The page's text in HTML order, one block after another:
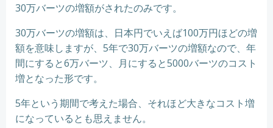
30万バーツの増額がされたのみです。
30万バーツの増額は、日本円でいえば100万円ほどの増
額を意味しますが、5年で30万バーツの増額なので、年
間にすると6万バーツ、月にすると5000バーツのコスト
増となった形です。
5年という期間で考えた場合、それほど大きなコスト増
になっているとも思えません。